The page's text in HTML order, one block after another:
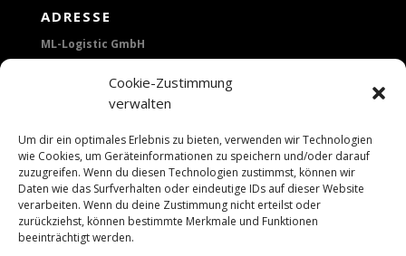
Cookie-Zustimmung
verwalten
Um dir ein optimales Erlebnis zu bieten, verwenden wir Technologien
wie Cookies, um Geräteinformationen zu speichern und/oder darauf
zuzugreifen. Wenn du diesen Technologien zustimmst, können wir
Daten wie das Surfverhalten oder eindeutige IDs auf dieser Website
verarbeiten. Wenn du deine Zustimmung nicht erteilst oder
zurückziehst, können bestimmte Merkmale und Funktionen
beeinträchtigt werden.
ADRESSE
ML-Logistic GmbH
Lerchenstraße 14
80995 München